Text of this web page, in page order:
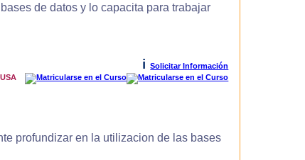
de datos y lo capacita para trabajar
i
Solicitar Información
profundizar en la utilizacion de las bases